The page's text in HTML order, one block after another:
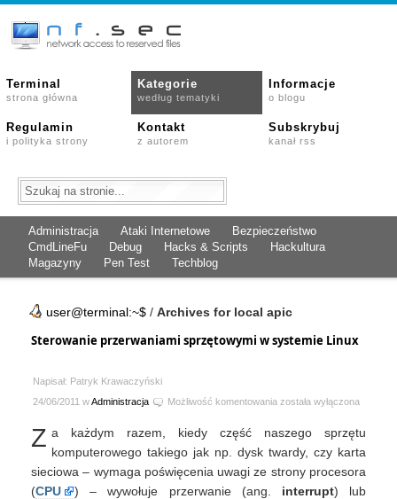
Terminal
strona główna
Kategorie
według tematyki
Informacje
o blogu
Regulamin
i polityka strony
Kontakt
z autorem
Subskrybuj
kanał rss
Administracja Ataki Internetowe
Bezpieczeństwo
CmdLineFu
Debug Hacks & Scripts
Hackultura
Magazyny
Pen Test Techblog
user@terminal:~$ / Archives for local apic
Sterowanie przerwaniami sprzętowymi w systemie Linux
Napisał: Patryk Krawaczyński
24/06/2011 wAdministracja Możliwość komentowania Sterowanie
sprzętowymi
w
Linux
została wyłączona
Z a każdym razem, kiedy część naszego sprzętu
komputerowego takiego jak np. dysk twardy, czy karta
sieciowa – wymaga poświęcenia uwagi ze strony procesora
(CPU ) – wywołuje przerwanie (ang. interrupt) lub